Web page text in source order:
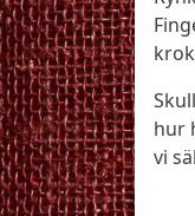
hur
vi